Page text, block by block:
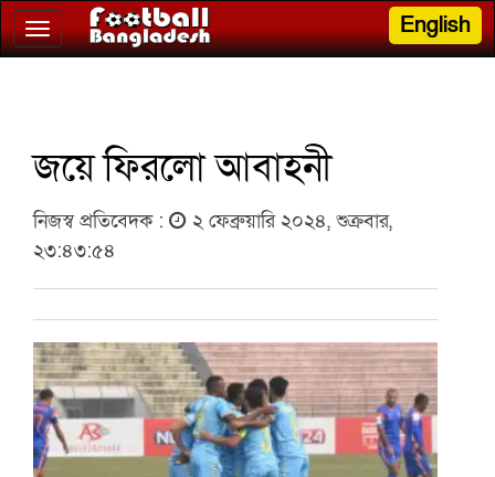
Toggle
navigation
English
জয়ে ফিরলো আবাহনী
নিজস্ব প্রতিবেদক :
২ ফেব্রুয়ারি ২০২৪, শুক্রবার,
২৩:৪৩:৫৪